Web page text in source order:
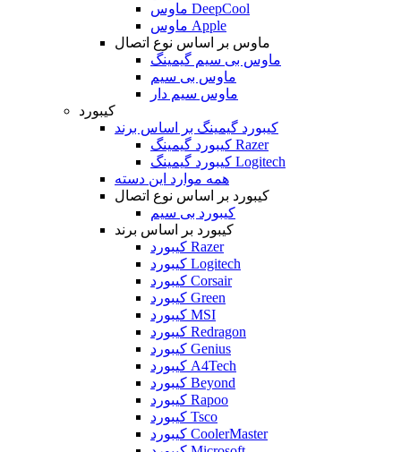
ماوس DeepCool
ماوس Apple
ماوس بر اساس نوع اتصال
ماوس بی سیم گیمینگ
ماوس بی سیم
ماوس سیم دار
کیبورد
کیبورد گیمینگ بر اساس برند
کیبورد گیمینگ Razer
کیبورد گیمینگ Logitech
همه موارد این دسته
کیبورد بر اساس نوع اتصال
کیبورد بی سیم
کیبورد بر اساس برند
کیبورد Razer
کیبورد Logitech
کیبورد Corsair
کیبورد Green
کیبورد MSI
کیبورد Redragon
کیبورد Genius
کیبورد A4Tech
کیبورد Beyond
کیبورد Rapoo
کیبورد Tsco
کیبورد CoolerMaster